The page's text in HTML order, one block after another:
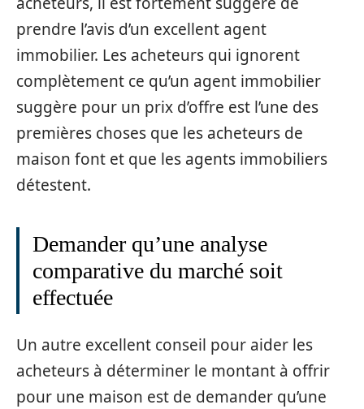
prendre l’avis d’un excellent agent
immobilier. Les acheteurs qui ignorent
complètement ce qu’un agent immobilier
suggère pour un prix d’offre est l’une des
premières choses que les acheteurs de
maison font et que les agents immobiliers
détestent.
Demander qu’une analyse
comparative du marché soit
effectuée
Un autre excellent conseil pour aider les
acheteurs à déterminer le montant à offrir
pour une maison est de demander qu’une